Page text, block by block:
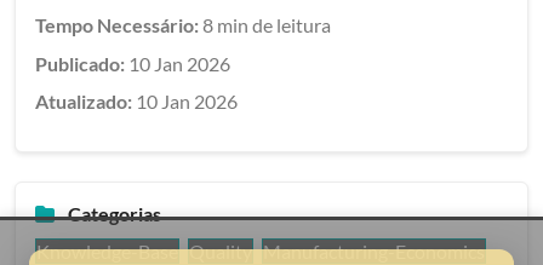
Tempo Necessário:8 min de leitura
Publicado: 10 Jan 2026
Atualizado: 10 Jan 2026
Categorias
Knowledge-Base Quality Manufacturing-Economics